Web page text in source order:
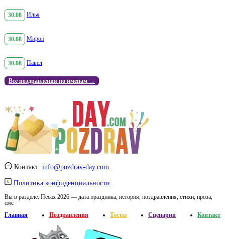
30.08 Илья
30.08 Мирон
30.08 Павел
Все поздравления по именам →
Контакт: info@pozdrav-day.com
Политика конфиденциальности
Вы в разделе: Песах 2026 — дата праздника, история, поздравления, стихи, проза,
смс
Главная
Поздравления Тосты Сценарии Контакт